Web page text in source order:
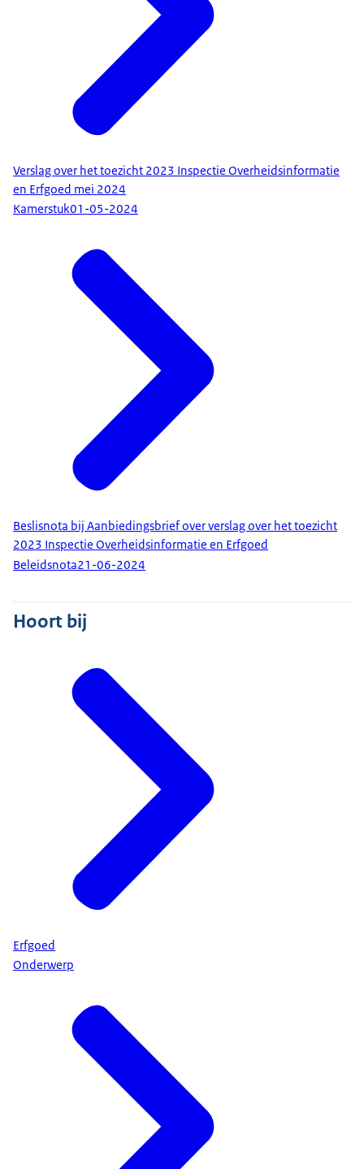
Verslag over het toezicht 2023 Inspectie Overheidsinformatie
en Erfgoed mei 2024
Kamerstuk01-05-2024
Beslisnota bij Aanbiedingsbrief over verslag over het toezicht
2023 Inspectie Overheidsinformatie en Erfgoed
Beleidsnota21-06-2024
Hoort bij
Erfgoed
Onderwerp